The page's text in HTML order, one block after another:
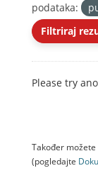
podataka:
Filtriraj
Please try
Također
(pogledajte